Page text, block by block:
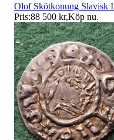
Olof Skötkonung Slavisk
Pris:88 500 kr,Köp nu.